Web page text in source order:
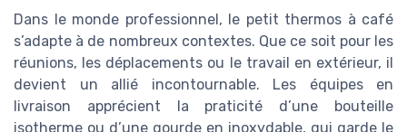
Dans le monde professionnel, le petit thermos à café
s’adapte à de nombreux contextes. Que ce soit pour les
réunions, les déplacements ou le travail en extérieur, il
devient un allié incontournable. Les équipes en
livraison apprécient la praticité d’une bouteille
isotherme ou d’une gourde en inoxydable, qui garde le